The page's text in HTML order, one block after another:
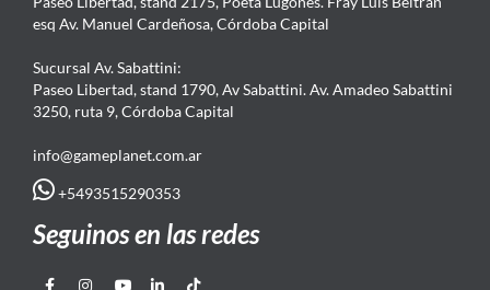
esq Av. Manuel Cardeñosa, Córdoba Capital
Sucursal Av. Sabattini:
Paseo Libertad, stand 1790, Av Sabattini. Av. Amadeo Sabattini
3250, ruta 9, Córdoba Capital
info@gameplanet.com.ar
+5493515290353
Seguinos en las redes